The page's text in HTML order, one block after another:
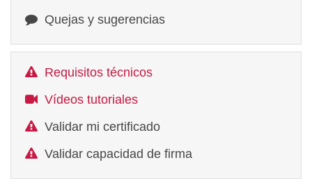
Quejas y sugerencias
Requisitos técnicos
Vídeos tutoriales
Validar mi certificado
Validar capacidad de firma